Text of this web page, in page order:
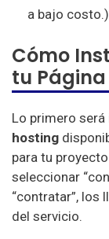
a bajo
Cómo
tu
Lo primero será
hosting
para tu
seleccionar
“contratar”, los
del servicio.